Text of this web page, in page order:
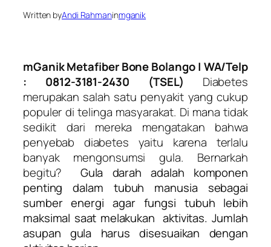
Written byAndi Rahmaninmganik
mGanik Metafiber Bone Bolango| WA/Telp
: 0812-3181-2430 (TSEL)
Diabetes
merupakan salah satu penyakit yang cukup
populer di telinga masyarakat. Di mana tidak
sedikit dari mereka mengatakan bahwa
penyebab diabetes yaitu karena terlalu
banyak mengonsumsi gula. Bernarkah
begitu? Gula darah adalah komponen
penting dalam tubuh manusia sebagai
sumber energi agar fungsi tubuh lebih
maksimal saat melakukan aktivitas. Jumlah
asupan gula harus disesuaikan dengan